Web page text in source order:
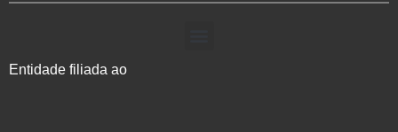
Entidade filiada ao